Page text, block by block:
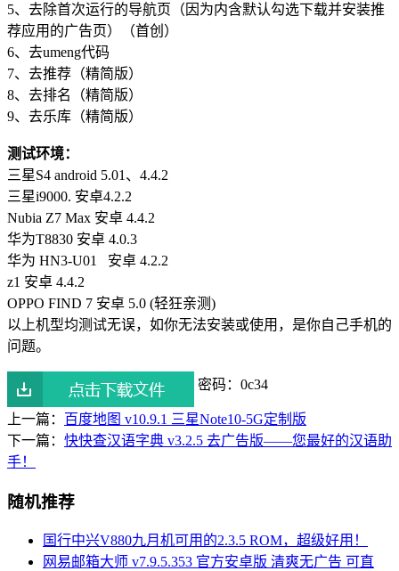
5、去除首次运行的导航页（因为内含默认勾选下载并安装推
荐应用的广告页）（首创）
6、去umeng代码
7、去推荐（精简版）
8、去排名（精简版）
9、去乐库（精简版）
测试环境：
三星S4 android 5.01、4.4.2
三星i9000. 安卓4.2.2
Nubia Z7 Max 安卓 4.4.2
华为T8830 安卓 4.0.3
华为 HN3-U01 安卓 4.2.2
z1 安卓 4.4.2
OPPO FIND 7 安卓 5.0 (轻狂亲测)
以上机型均测试无误，如你无法安装或使用，是你自己手机的
问题。
密码：0c34
上一篇： 百度地图 v10.9.1 三星Note10-5G定制版
下一篇： 快快查汉语字典 v3.2.5 去广告版——您最好的汉语助
手！
随机推荐
国行中兴V880九月机可用的2.3.5 ROM，超级好用！
网易邮箱大师 v7.9.5.353 官方安卓版 清爽无广告 可直